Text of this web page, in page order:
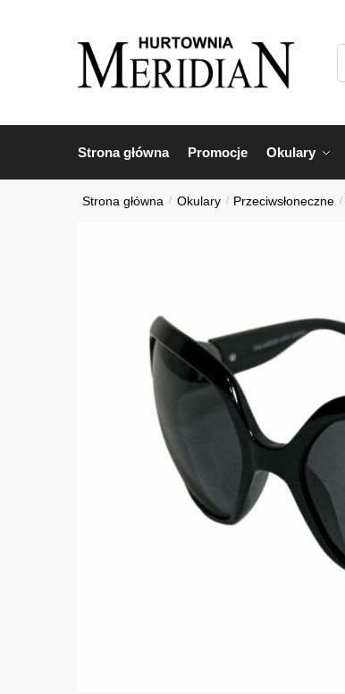
Strona główna Promocje Okulary
Strona główna / Okulary / Przeciwsłoneczne /